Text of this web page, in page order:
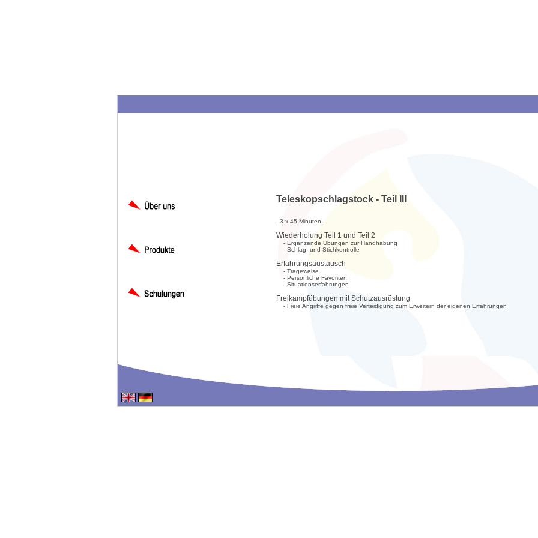
Teleskopschlagstock - Teil III
- 3 x 45 Minuten -
Wiederholung Teil 1 und Teil 2
- Ergänzende Übungen zur Handhabung
- Schlag- und Stichkontrolle
Erfahrungsaustausch
- Trageweise
- Persönliche Favoriten
- Situationserfahrungen
Freikampfübungen mit Schutzausrüstung
- Freie Angriffe gegen freie Verteidigung zum Erweitern der eigenen Erfahrungen